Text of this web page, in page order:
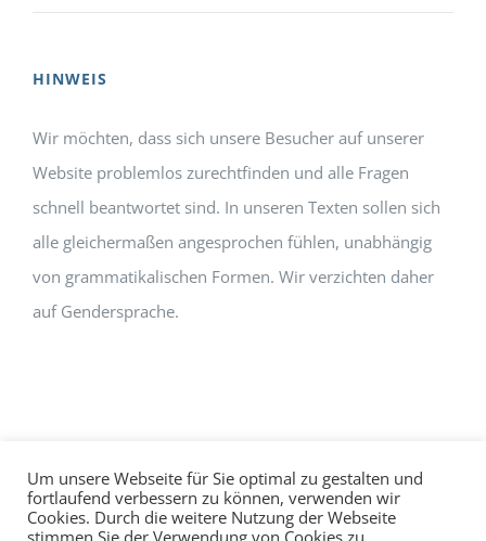
HINWEIS
Wir möchten, dass sich unsere Besucher auf unserer
Website problemlos zurechtfinden und alle Fragen
schnell beantwortet sind. In unseren Texten sollen sich
alle gleichermaßen angesprochen fühlen, unabhängig
von grammatikalischen Formen. Wir verzichten daher
auf Gendersprache.
Impressum Datenschutz©hallo!rot
Um unsere Webseite für Sie optimal zu gestalten und
fortlaufend verbessern zu können, verwenden wir
Cookies. Durch die weitere Nutzung der Webseite
stimmen Sie der Verwendung von Cookies zu.